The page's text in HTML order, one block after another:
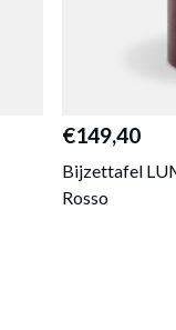
€149,40
Bijzettafel
Rosso